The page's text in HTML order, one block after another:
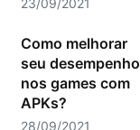
23/09/2021
Como melhorar
seu desempenho
nos games com
APKs?
28/09/2021